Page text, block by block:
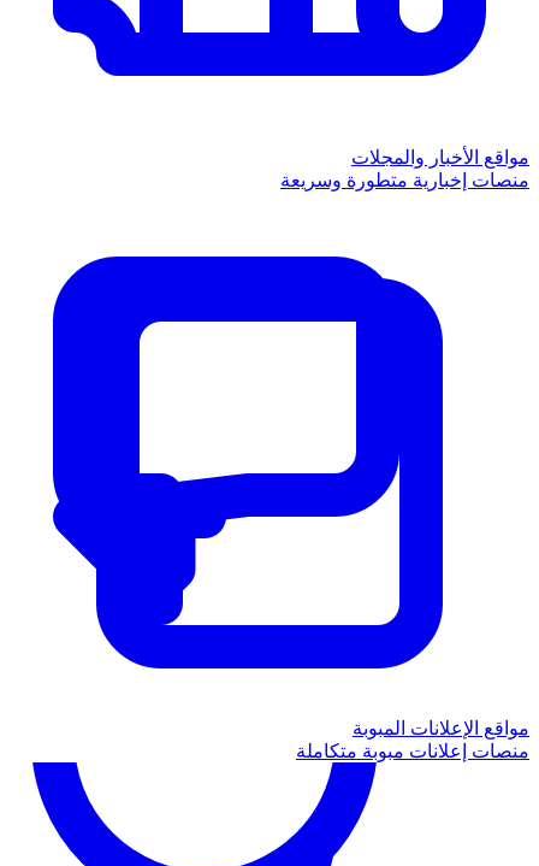
مواقع الأخبار والمجلات
منصات إخبارية متطورة وسريعة
مواقع الإعلانات المبوبة
منصات إعلانات مبوبة متكاملة